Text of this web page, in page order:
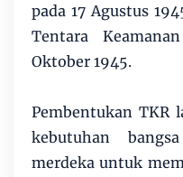
pada 17 Agustus
Tentara
Oktober 1945.
Pembentukan TKR
kebutuhan
merdeka untuk